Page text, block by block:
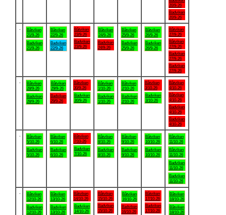
20/9-26
Badviken
20/9-26
Båtviken
21/9-26
Badviken
21/9-26
Båtviken
22/9-26
Badviken
22/9-26
Båtviken
23/9-26
Badviken
23/9-26
Båtviken
24/9-26
Badviken
24/9-26
Båtviken
25/9-26
Badviken
25/9-26
Båtviken
26/9-26
Badviken
26/9-26
Båtviken
27/9-26
Båtviken
27/9-26
Badviken
27/9-26
Badviken
27/9-26
Båtviken
28/9-26
Badviken
28/9-26
Båtviken
29/9-26
Badviken
29/9-26
Båtviken
30/9-26
Badviken
30/9-26
Båtviken
1/10-26
Badviken
1/10-26
Båtviken
2/10-26
Badviken
2/10-26
Båtviken
3/10-26
Badviken
3/10-26
Båtviken
4/10-26
Båtviken
4/10-26
Badviken
4/10-26
Badviken
4/10-26
Båtviken
5/10-26
Badviken
5/10-26
Båtviken
6/10-26
Badviken
6/10-26
Båtviken
7/10-26
Badviken
7/10-26
Båtviken
8/10-26
Badviken
8/10-26
Båtviken
9/10-26
Badviken
9/10-26
Båtviken
10/10-26
Badviken
10/10-26
Båtviken
11/10-26
Båtviken
11/10-26
Badviken
11/10-26
Badviken
11/10-26
Båtviken
12/10-26
Badviken
12/10-26
Båtviken
13/10-26
Badviken
13/10-26
Båtviken
14/10-26
Badviken
14/10-26
Båtviken
15/10-26
Badviken
15/10-26
Båtviken
16/10-26
Badviken
16/10-26
Båtviken
17/10-26
Badviken
17/10-26
Båtviken
18/10-26
Båtviken
18/10-26